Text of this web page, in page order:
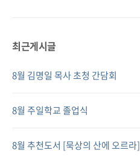
최근게시글
8월 김명일 목사 초청 간담회
8월 주일학교 졸업식
8월 추천도서 [묵상의 산에 오르라]